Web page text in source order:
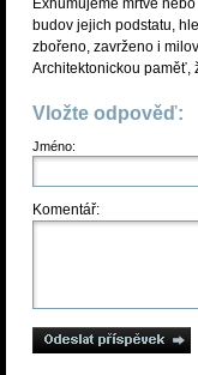
Exhumujeme mrtvé
budov jejich podstatu,
zbořeno, zavrženo i
Architektonickou paměť,
Vložte odpověď:
Jméno:
Komentář: